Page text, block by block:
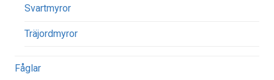
Svartmyror
Träjordmyror
Fåglar